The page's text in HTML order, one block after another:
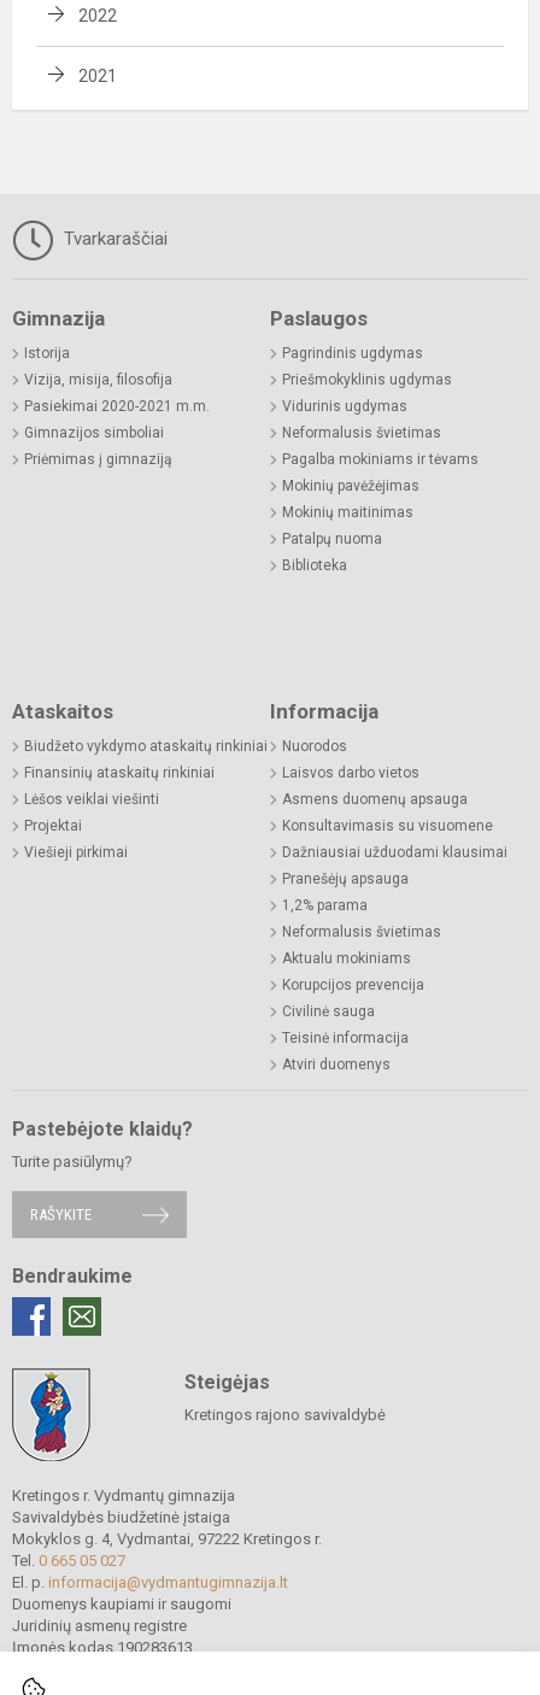
2022
2021
Tvarkaraščiai
Gimnazija
Istorija
Vizija, misija, filosofija
Pasiekimai 2020-2021 m.m.
Gimnazijos simboliai
Priėmimas į gimnaziją
Paslaugos
Pagrindinis ugdymas
Priešmokyklinis ugdymas
Vidurinis ugdymas
Neformalusis švietimas
Pagalba mokiniams ir tėvams
Mokinių pavėžėjimas
Mokinių maitinimas
Patalpų nuoma
Biblioteka
Ataskaitos
Biudžeto vykdymo ataskaitų rinkiniai
Finansinių ataskaitų rinkiniai
Lėšos veiklai viešinti
Projektai
Viešieji pirkimai
Informacija
Nuorodos
Laisvos darbo vietos
Asmens duomenų apsauga
Konsultavimasis su visuomene
Dažniausiai užduodami klausimai
Pranešėjų apsauga
1,2% parama
Neformalusis švietimas
Aktualu mokiniams
Korupcijos prevencija
Civilinė sauga
Teisinė informacija
Atviri duomenys
Pastebėjote klaidų?
Turite pasiūlymų?
RAŠYKITE
Bendraukime
Steigėjas
Kretingos rajono savivaldybė
Kretingos r. Vydmantų gimnazija
Savivaldybės biudžetinė įstaiga
Mokyklos g. 4, Vydmantai, 97222 Kretingos r.
Tel. 0 665 05 027
El. p. informacija@vydmantugimnazija.lt
Duomenys kaupiami ir saugomi
Juridinių asmenų registre
Įmonės kodas 190283613